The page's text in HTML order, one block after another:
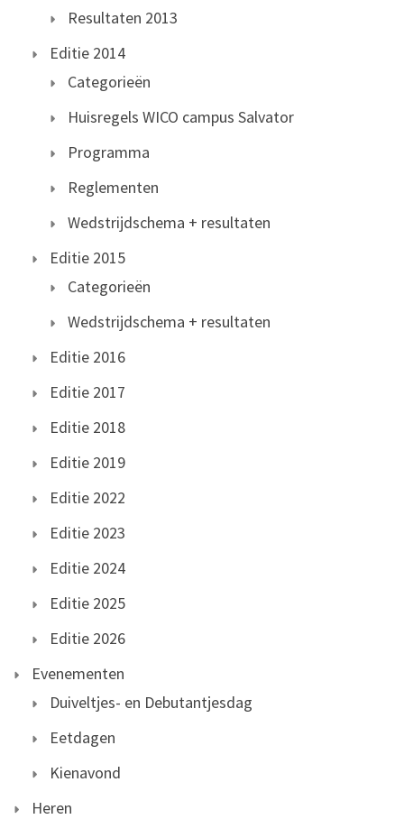
Resultaten 2013
Editie 2014
Categorieën
Huisregels WICO campus Salvator
Programma
Reglementen
Wedstrijdschema + resultaten
Editie 2015
Categorieën
Wedstrijdschema + resultaten
Editie 2016
Editie 2017
Editie 2018
Editie 2019
Editie 2022
Editie 2023
Editie 2024
Editie 2025
Editie 2026
Evenementen
Duiveltjes- en Debutantjesdag
Eetdagen
Kienavond
Heren